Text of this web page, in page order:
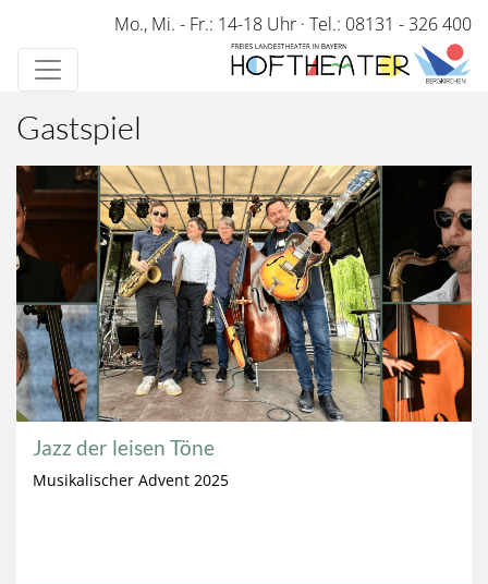
Direkt
zum
Inhalt
Mo., Mi. - Fr.: 14-18 Uhr · Tel.: 08131 - 326 400
Gastspiel
Jazz der leisen Töne
Musikalischer Advent 2025